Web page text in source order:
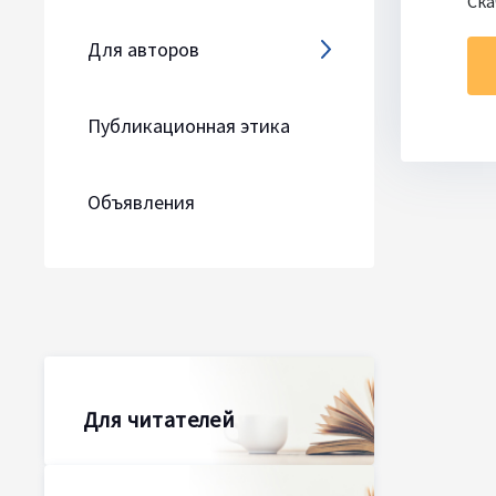
Для авторов
Публикационная этика
Объявления
Для читателей